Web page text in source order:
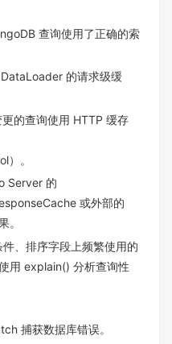
查询使用了正确的索
的请求级缓
的查询使用 HTTP 缓存
。
Server 的
或外部的
。
、排序字段上频繁使用的
用 explain() 分析查询性
捕获数据库错误。